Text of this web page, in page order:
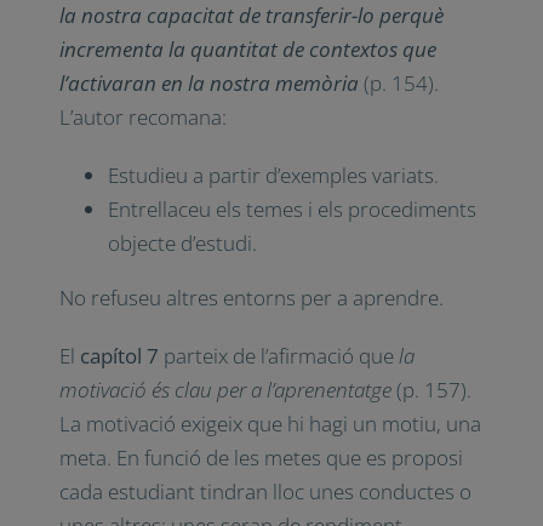
la nostra capacitat de transferir-lo perquè
incrementa la quantitat de contextos que
l’activaran en la nostra memòria (p. 154).
L’autor recomana:
Estudieu a partir d’exemples variats.
Entrellaceu els temes i els procediments
objecte d’estudi.
No refuseu altres entorns per a aprendre.
El capítol 7 parteix de l’afirmació quela
motivació és clau per a l’aprenentatge(p. 157).
La motivació exigeix que hi hagi un motiu, una
meta. En funció de les metes que es proposi
cada estudiant tindran lloc unes conductes o